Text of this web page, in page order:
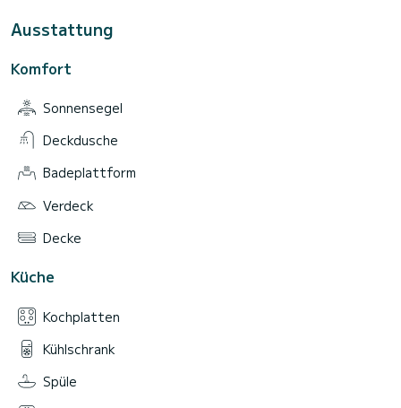
Ausstattung
Komfort
Sonnensegel
Deckdusche
Badeplattform
Verdeck
Decke
Küche
Kochplatten
Kühlschrank
Spüle